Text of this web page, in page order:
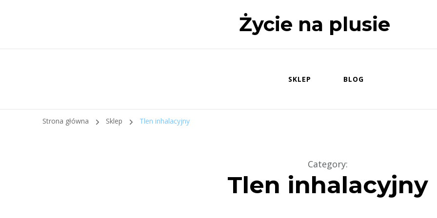
Życie na plusie
SKLEP BLOG
Strona główna Sklep Tlen inhalacyjny
Category:
Tlen inhalacyjny